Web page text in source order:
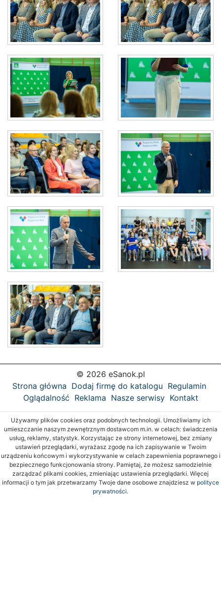
© 2026 eSanok.pl
Strona główna Dodaj firmę do katalogu Regulamin
Oglądalność Reklama Nasze serwisy Kontakt
Używamy plików cookies oraz podobnych technologii. Umożliwiamy ich
umieszczanie naszym zewnętrznym dostawcom m.in. w celach: świadczenia
usług, reklamy, statystyk. Korzystając ze strony internetowej, bez zmiany
ustawień przeglądarki, wyrażasz zgodę na ich zapisywanie w Twoim
urządzeniu końcowym i wykorzystywanie w celach zapewnienia poprawnego i
bezpiecznego funkcjonowania strony. Pamiętaj, że możesz samodzielnie
zarządzać plikami cookies, zmieniając ustawienia przeglądarki. Więcej
informacji o tym jak przetwarzamy Twoje dane osobowe znajdziesz w polityce
prywatności.